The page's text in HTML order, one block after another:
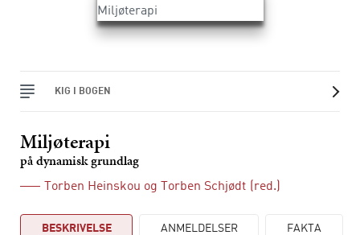
KIG I BOGEN
Miljøterapi
på dynamisk grundlag
Torben Heinskou og Torben Schjødt (red.)
BESKRIVELSE ANMELDELSER FAKTA